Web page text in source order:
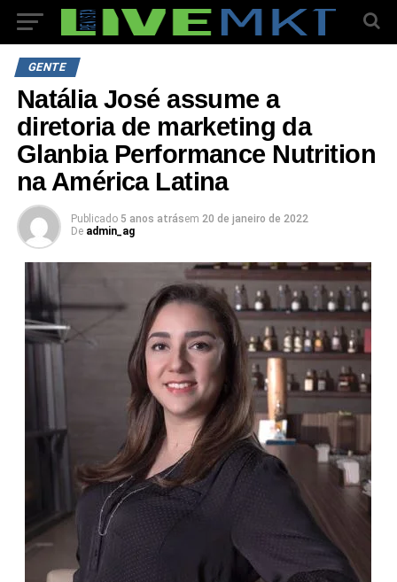
GENTE
Natália José assume a
diretoria de marketing da
Glanbia Performance Nutrition
na América Latina
Publicado 5 anos atrásem 20 de janeiro de 2022
De admin_ag